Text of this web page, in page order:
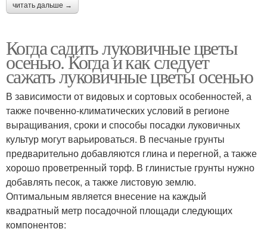
читать дальше →
Когда садить луковичные цветы
осенью. Когда и как следует
сажать луковичные цветы осенью
В зависимости от видовых и сортовых особенностей, а
также почвенно-климатических условий в регионе
выращивания, сроки и способы посадки луковичных
культур могут варьироваться. В песчаные грунты
предварительно добавляются глина и перегной, а также
хорошо проветренный торф. В глинистые грунты нужно
добавлять песок, а также листовую землю.
Оптимальным является внесение на каждый
квадратный метр посадочной площади следующих
компонентов: